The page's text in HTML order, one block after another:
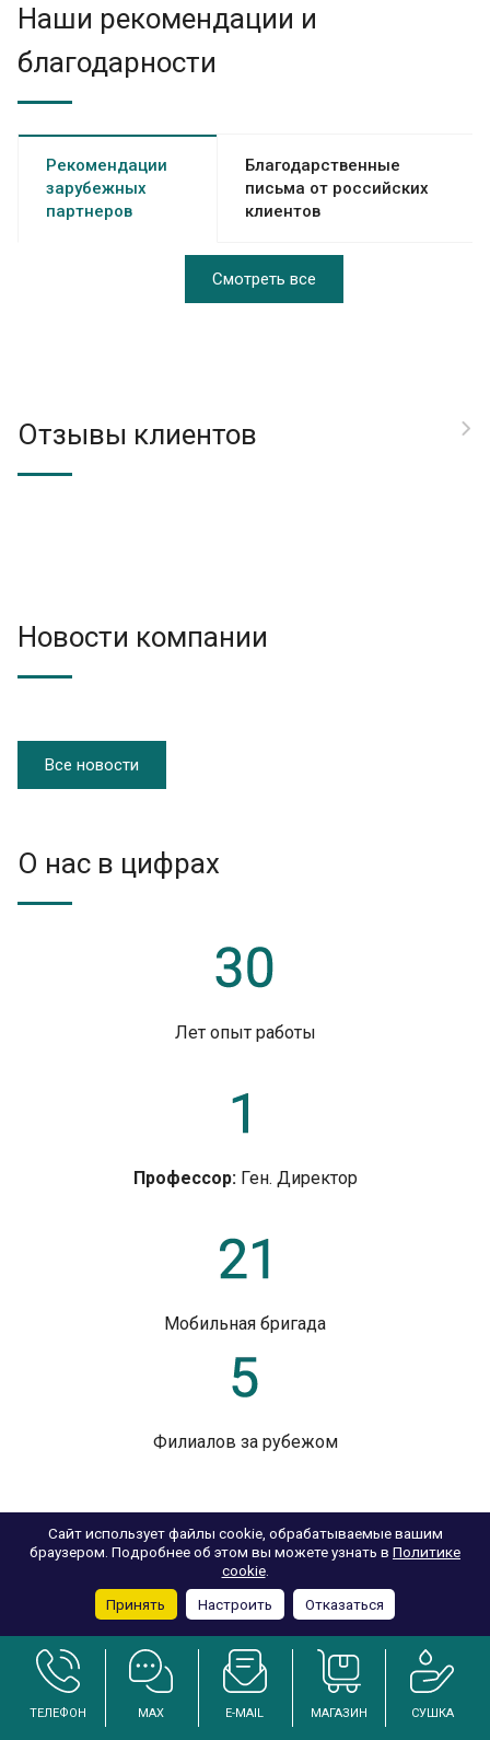
ТЕЛЕФОН MAX E-MAIL МАГАЗИН СУШКА
Наши рекомендации и
благодарности
Рекомендации
зарубежных
партнеров
Благодарственные
письма от российских
клиентов
Смотреть все
Отзывы клиентов
Новости компании
Все новости
О нас в цифрах
Лет опыт работы
Профессор:Ген. Директор
Мобильная бригада
Филиалов за рубежом
Наши клиенты, купившие
осушители
Сайт использует файлы cookie, обрабатываемые вашим
браузером. Подробнее об этом вы можете узнать в Политике
cookie.
Принять
Настроить Отказаться